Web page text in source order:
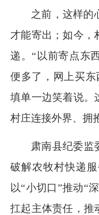
之前，这样的
才能寄出；如今，
递。“以前寄点东
便多了，网上买
填单一边笑着说。
村庄连接外界、拥
肃南县纪委监
破解农牧村快递
以“小切口”推动“
扛起主体责任，推